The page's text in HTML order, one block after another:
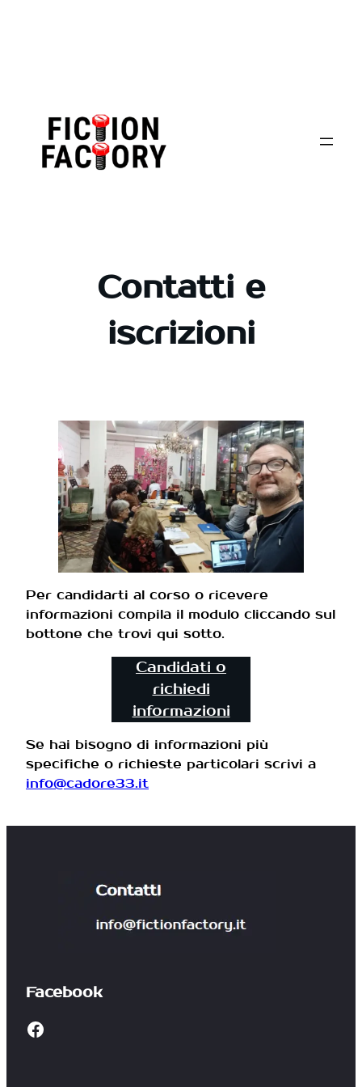
contenuto
Contatti e
iscrizioni
Per candidarti al corso o ricevere
informazioni compila il modulo cliccando sul
bottone che trovi qui sotto.
Candidati o
richiedi
informazioni
Se hai bisogno di informazioni più
specifiche o richieste particolari scrivi a
info@cadore33.it
Facebook
Facebook